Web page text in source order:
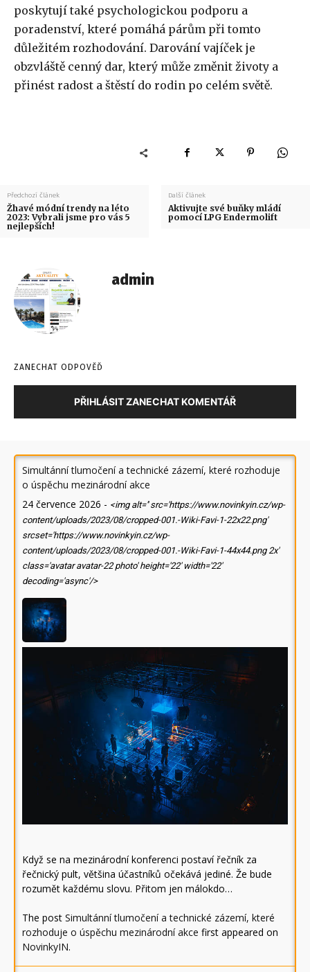
poskytují také psychologickou podporu a
poradenství, které pomáhá párům při tomto
důležitém rozhodování. Darování vajíček je
obzvláště cenný dar, který může změnit životy a
přinést radost a štěstí do rodin po celém světě.
Předchozí článek
Žhavé módní trendy na léto
2023: Vybrali jsme pro vás 5
nejlepších!
Další článek
Aktivujte své buňky mládí
pomocí LPG Endermolift
admin
ZANECHAT ODPOVĚĎ
PŘIHLÁSIT ZANECHAT KOMENTÁŘ
Simultánní tlumočení a technické zázemí, které rozhoduje
o úspěchu mezinárodní akce
24 července 2026 - <img alt='' src='https://www.novinkyin.cz/wp-
content/uploads/2023/08/cropped-001.-Wiki-Favi-1-22x22.png'
srcset='https://www.novinkyin.cz/wp-
content/uploads/2023/08/cropped-001.-Wiki-Favi-1-44x44.png 2x'
class='avatar avatar-22 photo' height='22' width='22'
decoding='async'/>
Když se na mezinárodní konferenci postaví řečník za
řečnický pult, většina účastníků očekává jediné. Že bude
rozumět každému slovu. Přitom jen málokdo…
The post Simultánní tlumočení a technické zázemí, které
rozhoduje o úspěchu mezinárodní akce first appeared on
NovinkyIN.